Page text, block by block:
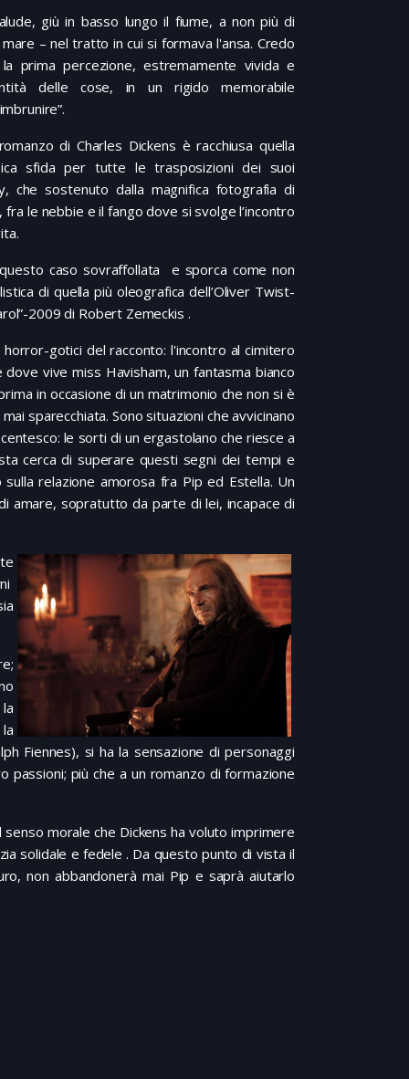
giù in basso lungo il fiume, a non più di
– nel tratto in cui si formava l'ansa. Credo
prima percezione, estremamente vivida e
delle cose, in un rigido memorabile
di Charles Dickens è racchiusa quella
sfida per tutte le trasposizioni dei suoi
sostenuto dalla magnifica fotografia di
le nebbie e il fango dove si svolge l’incontro
caso sovraffollata e sporca come non
di quella più oleografica dell’Oliver Twist-
2009 di Robert Zemeckis .
gotici del racconto: l'incontro al cimitero
vive miss Havisham, un fantasma bianco
in occasione di un matrimonio che non si è
sparecchiata. Sono situazioni che avvicinano
le sorti di un ergastolano che riesce a
cerca di superare questi segni dei tempi e
relazione amorosa fra Pip ed Estella. Un
amare, sopratutto da parte di lei, incapace di
Fiennes), si ha la sensazione di personaggi
passioni; più che a un romanzo di formazione
morale che Dickens ha voluto imprimere
solidale e fedele . Da questo punto di vista il
non abbandonerà mai Pip e saprà aiutarlo